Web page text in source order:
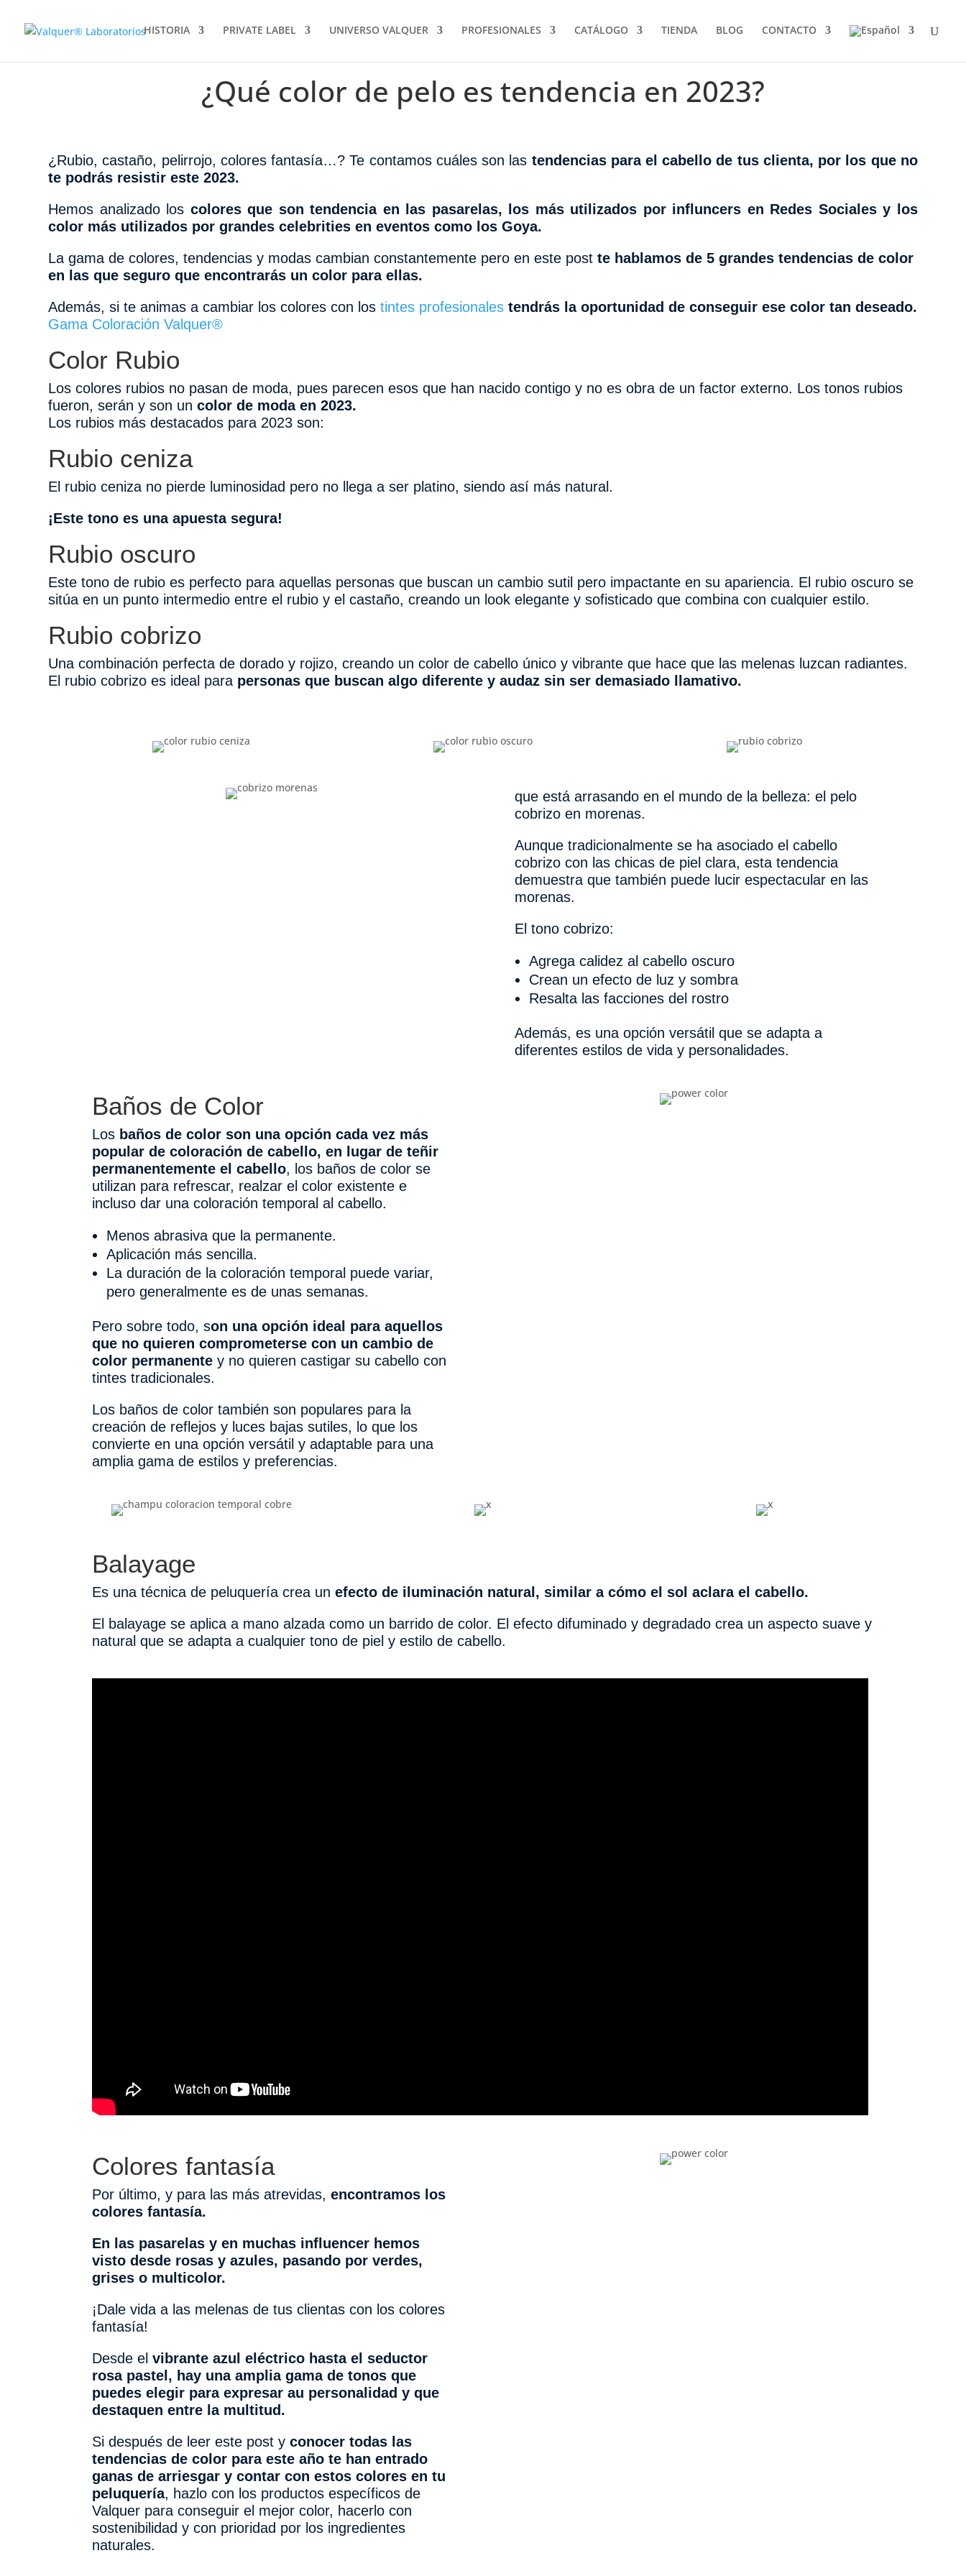
HISTORIA PRIVATE LABEL UNIVERSO VALQUER PROFESIONALES CATÁLOGO TIENDA BLOG CONTACTO
¿Qué color de pelo es tendencia en 2023?
¿Rubio, castaño, pelirrojo, colores fantasía…? Te contamos cuáles son las tendencias para el cabello de tus clienta, por los que no
te podrás resistir este 2023.
Hemos analizado los colores que son tendencia en las pasarelas, los más utilizados por influncers en Redes Sociales y los
color más utilizados por grandes celebrities en eventos como los Goya.
La gama de colores, tendencias y modas cambian constantemente pero en este postte hablamos de 5 grandes tendencias de color
en las que seguro que encontrarás un color para ellas.
Además, si te animas a cambiar los colores con lostintes profesionales tendrás la oportunidad de conseguir ese color tan deseado.
Gama Coloración Valquer®
Color Rubio
Los colores rubios no pasan de moda, pues parecen esos que han nacido contigo y no es obra de un factor externo. Los tonos rubios
fueron, serán y son uncolor de moda en 2023.
Los rubios más destacados para 2023 son:
Rubio ceniza
El rubio ceniza no pierde luminosidad pero no llega a ser platino, siendo así más natural.
¡Este tono es una apuesta segura!
Rubio oscuro
Este tono de rubio es perfecto para aquellas personas que buscan un cambio sutil pero impactante en su apariencia. El rubio oscuro se
sitúa en un punto intermedio entre el rubio y el castaño, creando un look elegante y sofisticado que combina con cualquier estilo.
Rubio cobrizo
Una combinación perfecta de dorado y rojizo, creando un color de cabello único y vibrante que hace que las melenas luzcan radiantes.
El rubio cobrizo es ideal para personas que buscan algo diferente y audaz sin ser demasiado llamativo.
que está arrasando en el mundo de la belleza: el pelo
cobrizo en morenas.
Aunque tradicionalmente se ha asociado el cabello
cobrizo con las chicas de piel clara, esta tendencia
demuestra que también puede lucir espectacular en las
morenas.
El tono cobrizo:
Agrega calidez al cabello oscuro
Crean un efecto de luz y sombra
Resalta las facciones del rostro
Además, es una opción versátil que se adapta a
diferentes estilos de vida y personalidades.
Baños de Color
Los baños de color son una opción cada vez más
popular de coloración de cabello, en lugar de teñir
permanentemente el cabello, los baños de color se
utilizan para refrescar, realzar el color existente e
incluso dar una coloración temporal al cabello.
Menos abrasiva que la permanente.
Aplicación más sencilla.
La duración de la coloración temporal puede variar,
pero generalmente es de unas semanas.
Pero sobre todo, son una opción ideal para aquellos
que no quieren comprometerse con un cambio de
color permanentey no quieren castigar su cabello con
tintes tradicionales.
Los baños de color también son populares para la
creación de reflejos y luces bajas sutiles, lo que los
convierte en una opción versátil y adaptable para una
amplia gama de estilos y preferencias.
Balayage
Es una técnica de peluquería crea un efecto de iluminación natural, similar a cómo el sol aclara el cabello.
El balayage se aplica a mano alzada como un barrido de color. El efecto difuminado y degradado crea un aspecto suave y
natural que se adapta a cualquier tono de piel y estilo de cabello.
Colores fantasía
Por último, y para las más atrevidas, encontramos los
colores fantasía.
En las pasarelas y en muchas influencer hemos
visto desde rosas y azules, pasando por verdes,
grises o multicolor.
¡Dale vida a las melenas de tus clientas con los colores
fantasía!
Desde el vibrante azul eléctrico hasta el seductor
rosa pastel, hay una amplia gama de tonos que
puedes elegir para expresar au personalidad y que
destaquen entre la multitud.
Si después de leer este post y conocer todas las
tendencias de color para este año te han entrado
ganas de arriesgar y contar con estos colores en tu
peluquería, hazlo con los productos específicos de
Valquer para conseguir el mejor color, hacerlo con
sostenibilidad y con prioridad por los ingredientes
naturales.